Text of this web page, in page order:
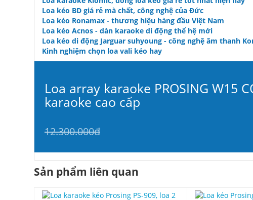
Loa kéo BD giá rẻ mà chất, công nghệ của Đức
Loa kéo Ronamax - thương hiệu hàng đầu Việt Nam
Loa kéo Acnos - dàn karaoke di động thế hệ mới
Loa kéo di động Jarguar suhyoung - công nghệ âm thanh
Kinh nghiệm chọn loa vali kéo hay
Loa array karaoke PROSING W15
karaoke cao cấp
12.300.000đ
Sản phẩm liên quan